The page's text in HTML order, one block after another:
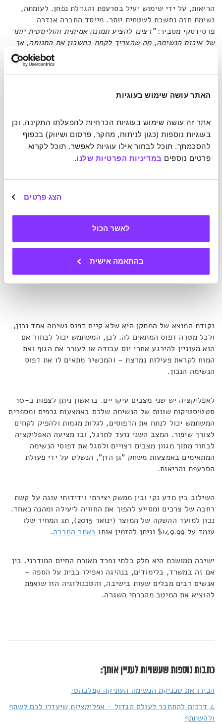
האתר עושה שימוש בעוגיות
פרטים נוספים במדיניות הפרטיות שלנו.
הצג פרטים
לאשר הכול
בהתאמה אישית
הריאות, על ידי שימוש יעיל בסרעפת והגדלת נפחן. לעומתה,
נשימת חזה נחשבת לשטחית יותר. מייסד החברה אנדרה
פרסידסקי מסביר:"רצינו להציע תמונה אמיתית והוליסטית יותר
של איכות הנשימה, מה שהצריך לקחת בחשבון את התנוחה, אך
גם לספק את היכולת להבחין בין נשימת חזה לבטן, בהתאם
למרבית מסורות הנשימה הנכונה (ומחקרים עדכניים), אשר
מדגישים את ערכה של נשימה מהבטן".
נקודת המוצא של המתקן היא שלא קיים דפוס נשימה אחד נכון,
ולכל מטרה דפוס המתאים לה. לכן, המשתמש יכול לבחור אם
הוא מעוניין להירגע אחרי יום עבודה או לעורר את הגוף ואת
המוח לקראת פעילות נמרצת – והמכשיר מתאים לו את דפוס
הנשימה הנכון.
לאפליקציה יש שני מצבים עיקריים. בראשון ניתן לצפות ב-10
סטטיסטיקות שונות של הנשימה שלכם באמצעות גרפים ומספרים
המשתמש יכול לנתח את הדפוסים, לגלות מגמות ולהפיק לקחים
לצורך שיפור. המצב השני נועד לתרגל, ובו מציעה האפליקציה
לבחור מתוך מגוון מצבים רצויים ולסגל את דפוסי הנשימה
המתאימים באמצעות משחק "גן הזן", הנשלט על ידי פעולת
הסרעפת והריאות.
השילוב בין מדע נקי ובין ממשק יצירתי וידידותי עונה על קשת
רחבה של צרכים ומסייע להפוך את החוויה ליעילה ומהנה כאחד.
נכון למועד ההשקה של המוצר (ינואר 2015), תג המחיר שלו
עומד על $149.99 וניתן להזמין אותו
באתר החברה.
ישיבה ממושכת היא חלק בלתי נפרד מאורח החיים המודרני. בין
אם זה במשרד, בלימודים, בנהיגה ואפילו בבית על הספה –
אנשים רבים מבלים שעות בישיבה, והטכנולוגיה הזו שואפת
להוציא את המיטב מהכרחי השגרה.
כתבות נוספות שעשויות לעניין אותך:
הכירו את טכניקת הנשימה העתיקה קפלבהטי
4 דרכים להתחבר לעולם הגדול - אפליקציות שיעזרו לכם לשתף
ולהשתתף